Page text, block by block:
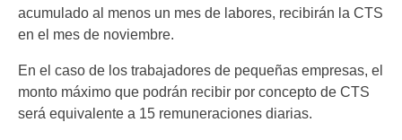
acumulado al menos un mes de labores, recibirán la CTS
en el mes de noviembre.
En el caso de los trabajadores de pequeñas empresas, el
monto máximo que podrán recibir por concepto de CTS
será equivalente a 15 remuneraciones diarias.